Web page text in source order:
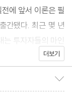
에 앞서 이론은 필
간됐다. 최근 몇 년
는 투자자들의 마인
에서 느낀 날것 그
더보기